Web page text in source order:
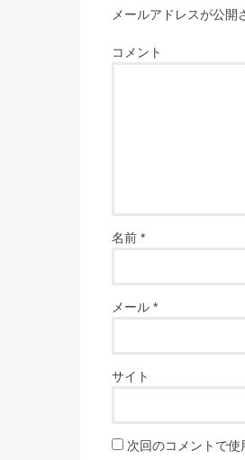
メールアドレスが公開
コメント
名前 *
メール *
サイト
次回のコメントで使